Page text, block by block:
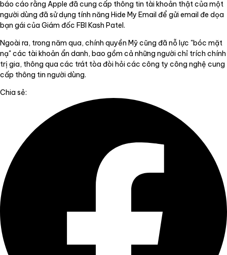
báo cáo rằng Apple đã cung cấp thông tin tài khoản thật của một
người dùng đã sử dụng tính năng Hide My Email để gửi email đe dọa
bạn gái của Giám đốc FBI Kash Patel.
Ngoài ra, trong năm qua, chính quyền Mỹ cũng đã nỗ lực "bóc mặt
nạ" các tài khoản ẩn danh, bao gồm cả những người chỉ trích chính
trị gia, thông qua các trát tòa đòi hỏi các công ty công nghệ cung
cấp thông tin người dùng.
Chia sẻ: